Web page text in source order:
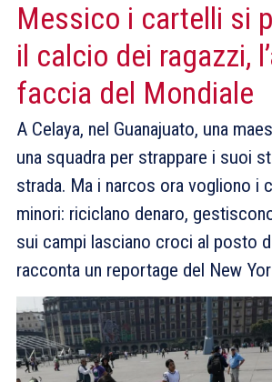
Messico i cartelli si
il calcio dei ragazzi,
faccia del Mondiale
A Celaya, nel Guanajuato, una
una squadra per strappare i suoi
strada. Ma i narcos ora vogliono i
minori: riciclano denaro,
sui campi lasciano croci al posto
racconta un reportage del New